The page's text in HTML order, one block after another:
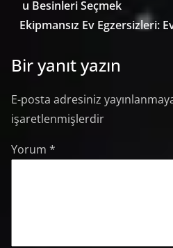
u Besinleri Seçmek
Ekipmansız Ev Egzersizleri:
Bir yanıt yazın
E-posta adresiniz
işaretlenmişlerdir
Yorum *